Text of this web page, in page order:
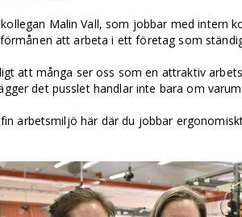
Malin Vall, som jobbar med intern
att arbeta i ett företag som
att många ser oss som en attraktiv
det pusslet handlar inte bara om
arbetsmiljö här där du jobbar